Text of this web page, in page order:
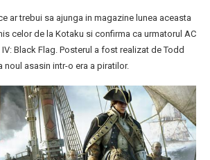
ar trebui sa ajunga in magazine lunea aceasta
celor de la Kotaku si confirma ca urmatorul AC
IV: Black Flag. Posterul a fost realizat de Todd
noul asasin intr-o era a piratilor.